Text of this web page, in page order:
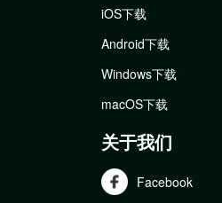
iOS下载
Android下载
Windows下载
macOS下载
关于我们
Facebook